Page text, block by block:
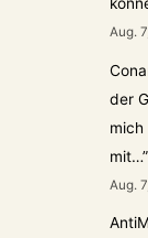
Aug.
der
mich
mit…”
Aug.